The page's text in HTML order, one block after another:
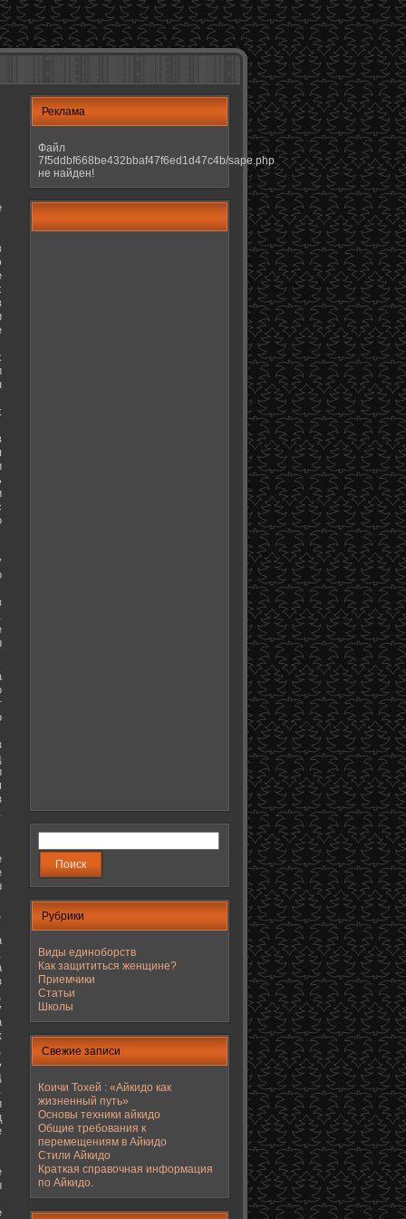
Реклама
Файл
7f5ddbf668be432bbaf47f6ed1d47c4b/sape.php
не найден!
Рубрики
Виды единоборств
Как защититься женщине?
Приемчики
Статьи
Школы
Свежие записи
Коичи Тохей : «Айкидо как
жизненный путь»
Основы техники айкидо
Общие требования к
перемещениям в Айкидо
Стили Айкидо
Краткая справочная информация
по Айкидо.